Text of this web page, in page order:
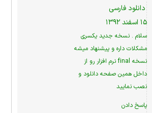
دانلود فارسی
۱۵ اسفند ۱۳۹۲
سلام . نسخه جدید یکسری
مشکلات داره و پیشنهاد میشه
نسخه final نرم افزار رو از
داخل همین صفحه دانلود و
نصب نمایید
پاسخ دادن